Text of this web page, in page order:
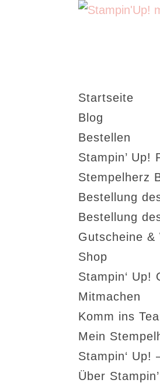
Startseite
Blog
Bestellen
Stampin’ Up!
Stempelherz
Bestellung
Bestellung
Gutscheine &
Shop
Stampin‘ Up!
Mitmachen
Komm ins
Mein
Stampin‘ Up!
Über